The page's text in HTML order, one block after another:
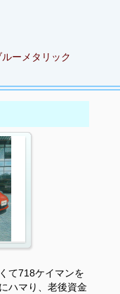
ーメタリック
て718ケイマンを
ハマり、老後資金